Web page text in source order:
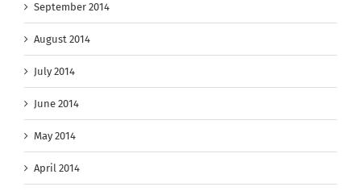
September 2014
August 2014
July 2014
June 2014
May 2014
April 2014